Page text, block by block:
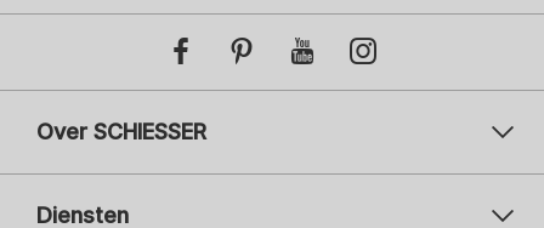
Over SCHIESSER
Diensten